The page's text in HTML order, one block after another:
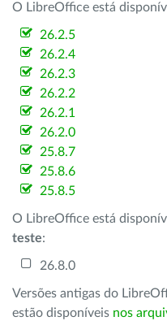
O LibreOffice está
26.2.5
26.2.4
26.2.3
26.2.2
26.2.1
26.2.0
25.8.7
25.8.6
25.8.5
O LibreOffice está
teste:
26.8.0
Versões antigas do
estão disponíveis nos